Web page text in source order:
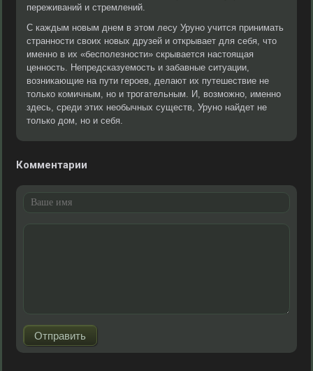
переживаний и стремлений.
С каждым новым днем в этом лесу Уруно учится принимать
странности своих новых друзей и открывает для себя, что
именно в их «бесполезности» скрывается настоящая
ценность. Непредсказуемость и забавные ситуации,
возникающие на пути героев, делают их путешествие не
только комичным, но и трогательным. И, возможно, именно
здесь, среди этих необычных существ, Уруно найдет не
только дом, но и себя.
Комментарии